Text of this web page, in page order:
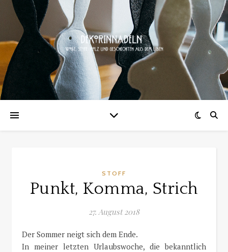
STOFF
Punkt, Komma, Strich
27. August 2018
Der Sommer neigt sich dem Ende.
In meiner letzten Urlaubswoche, die bekanntlich